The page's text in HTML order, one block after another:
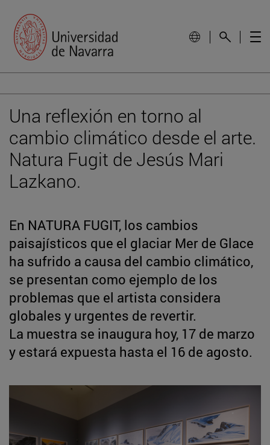
Una reflexión en torno al
cambio climático desde el arte.
Natura Fugit de Jesús Mari
Lazkano.
En NATURA FUGIT, los cambios
paisajísticos que el glaciar Mer de Glace
ha sufrido a causa del cambio climático,
se presentan como ejemplo de los
problemas que el artista considera
globales y urgentes de revertir.
La muestra se inaugura hoy, 17 de marzo
y estará expuesta hasta el 16 de agosto.